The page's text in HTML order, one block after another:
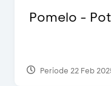
Pomelo -
Periode 22 Feb